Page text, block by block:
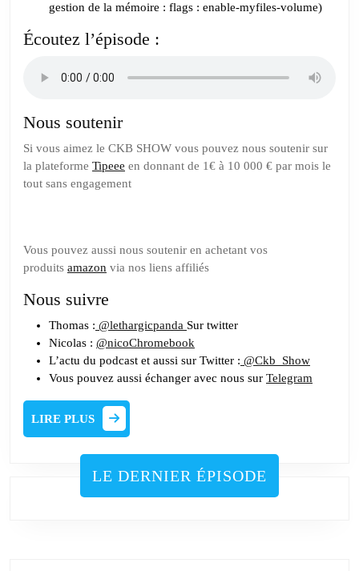
gestion de la mémoire : flags : enable-myfiles-volume)
Écoutez l’épisode :
Nous soutenir
Si vous aimez le CKB SHOW vous pouvez nous soutenir sur
la plateforme Tipeee en donnant de 1€ à 10 000 € par mois le
tout sans engagement
Vous pouvez aussi nous soutenir en achetant vos
produits amazon via nos liens affiliés
Nous suivre
Thomas : @lethargicpanda Sur twitter
Nicolas : @nicoChromebook
L’actu du podcast et aussi sur Twitter : @Ckb_Show
Vous pouvez aussi échanger avec nous sur Telegram
LIRE PLUS
LIRE
PLUS
LE DERNIER ÉPISODE